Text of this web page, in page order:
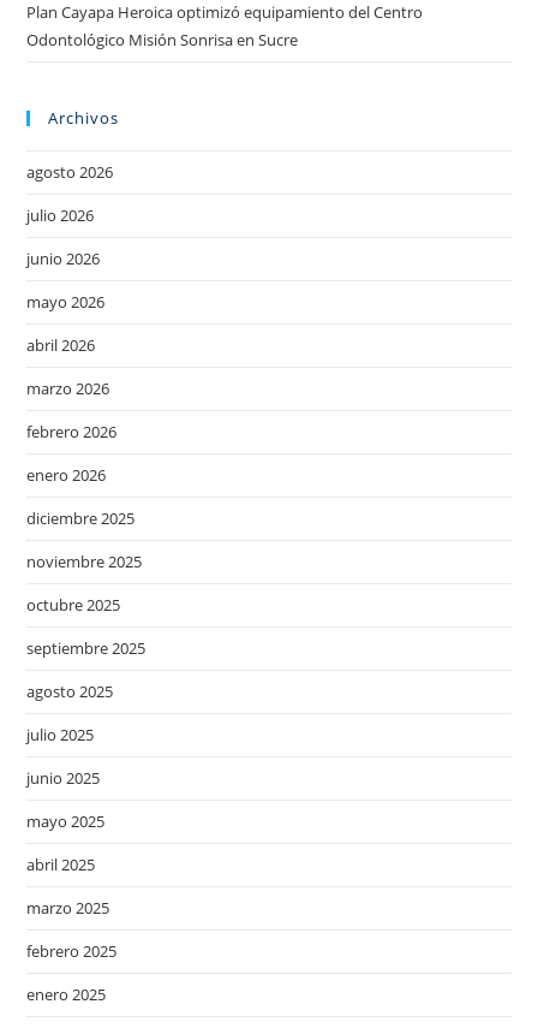
Plan Cayapa Heroica optimizó equipamiento del Centro
Odontológico Misión Sonrisa en Sucre
Archivos
agosto 2026
julio 2026
junio 2026
mayo 2026
abril 2026
marzo 2026
febrero 2026
enero 2026
diciembre 2025
noviembre 2025
octubre 2025
septiembre 2025
agosto 2025
julio 2025
junio 2025
mayo 2025
abril 2025
marzo 2025
febrero 2025
enero 2025